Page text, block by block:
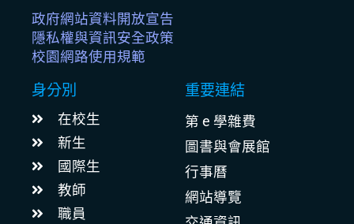
政府網站資料開放宣告
隱私權與資訊安全政策
校園網路使用規範
身分別
在校生
新生
國際生
教師
職員
重要連結
第 e 學雜費
圖書與會展館
行事曆
網站導覽